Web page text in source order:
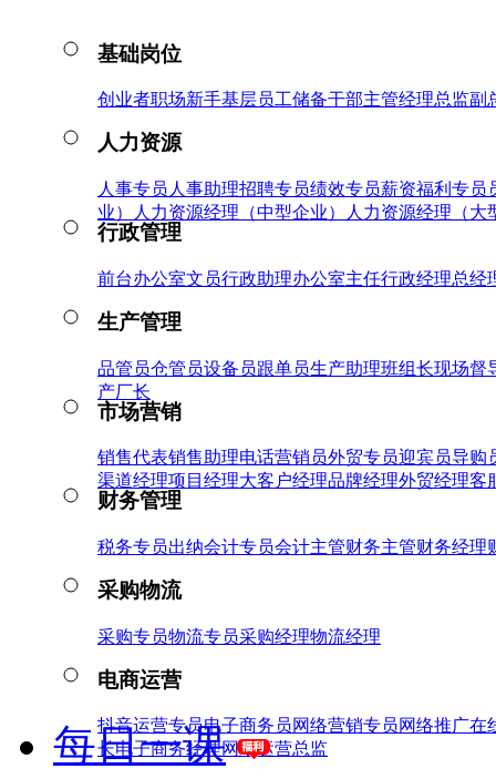
基础岗位
创业者职场新手基层员工储备干部主管经理总监副
人力资源
人事专员 人事助理招聘专员绩效专员薪资福利专员
业）
人力资源经理（中型企业） 人力资源经理（大
行政管理
前台办公室文员行政助理办公室主任行政经理总经
生产管理
品管员仓管员设备员跟单员生产助理班组长现场督
产厂长
市场营销
销售代表销售助理电话营销员外贸专员迎宾员导购
渠道经理项目经理大客户经理品牌经理外贸经理客
财务管理
税务专员出纳会计专员会计主管财务主管财务经理
采购物流
采购专员物流专员采购经理物流经理
电商运营
抖音运营专员电子商务员网络营销专员网络推广在
长电子商务经理网络运营总监
每日一课